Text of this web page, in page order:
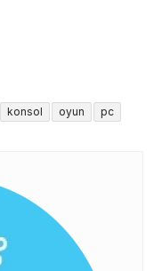
konsol oyun pc